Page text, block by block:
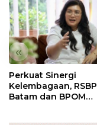
«
Perkuat Sinergi
Kelembagaan, RSBP
Batam dan BPOM